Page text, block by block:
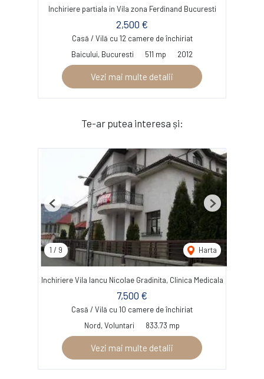
Inchiriere partiala in Vila zona Ferdinand Bucuresti
2,500 €
Casă / Vilă cu 12 camere de închiriat
Baicului, Bucuresti
511 mp 2012
Vezi mai multe detalii
Te-ar putea interesa și:
1 / 9 Harta
Previous Next
Inchiriere Vila Iancu Nicolae Gradinita, Clinica Medicala
7,500 €
Casă / Vilă cu 10 camere de închiriat
Nord, Voluntari
833.73 mp
Vezi mai multe detalii